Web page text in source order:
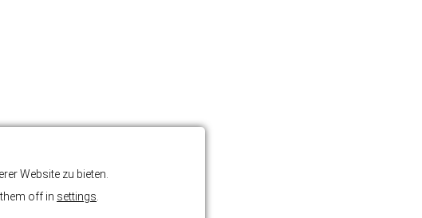
Website zu bieten.
off in settings